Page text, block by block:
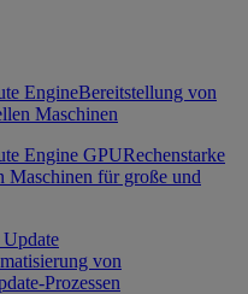
EngineBereitstellung von
Maschinen
Engine GPURechenstarke
Maschinen für große und
von
Prozessen